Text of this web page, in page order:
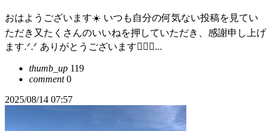
おはようございます☀️ いつも自分の何気ない投稿を見てい
ただき又たくさんのいいねを押していただき、感謝申し上げ
ます.ᐟ.ᐟ ありがとうございます🙇‍♀️✨...
thumb_up 119
comment0
2025/08/14 07:57